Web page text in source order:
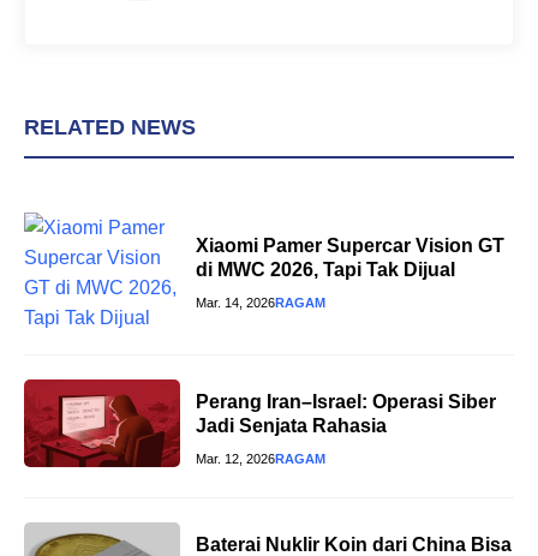
RELATED NEWS
Xiaomi Pamer Supercar Vision GT
di MWC 2026, Tapi Tak Dijual
Mar. 14, 2026RAGAM
Perang Iran–Israel: Operasi Siber
Jadi Senjata Rahasia
Mar. 12, 2026RAGAM
Baterai Nuklir Koin dari China Bisa